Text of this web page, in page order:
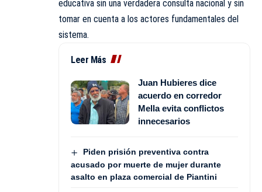
educativa sin una verdadera consulta nacional y sin
tomar en cuenta a los actores fundamentales del
sistema.
Leer Más
Juan Hubieres dice
acuerdo en corredor
Mella evita conflictos
innecesarios
Piden prisión preventiva contra
acusado por muerte de mujer durante
asalto en plaza comercial de Piantini